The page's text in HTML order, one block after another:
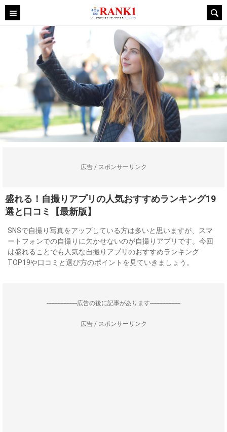
広告 / スポンサーリンク
盛れる！自撮りアプリの人気おすすめランキング19
選と口コミ【最新版】
SNSで自撮り写真をアップしている方は多いと思いますが、スマ
ートフォンでの自撮りに欠かせないのが自撮りアプリです。今回
は盛れることでも人気な自撮りアプリのおすすめランキング
TOP19や口コミと選び方のポイントを見ていきましょう。
--------------------広告の後に記事があります--------------------
広告 / スポンサーリンク